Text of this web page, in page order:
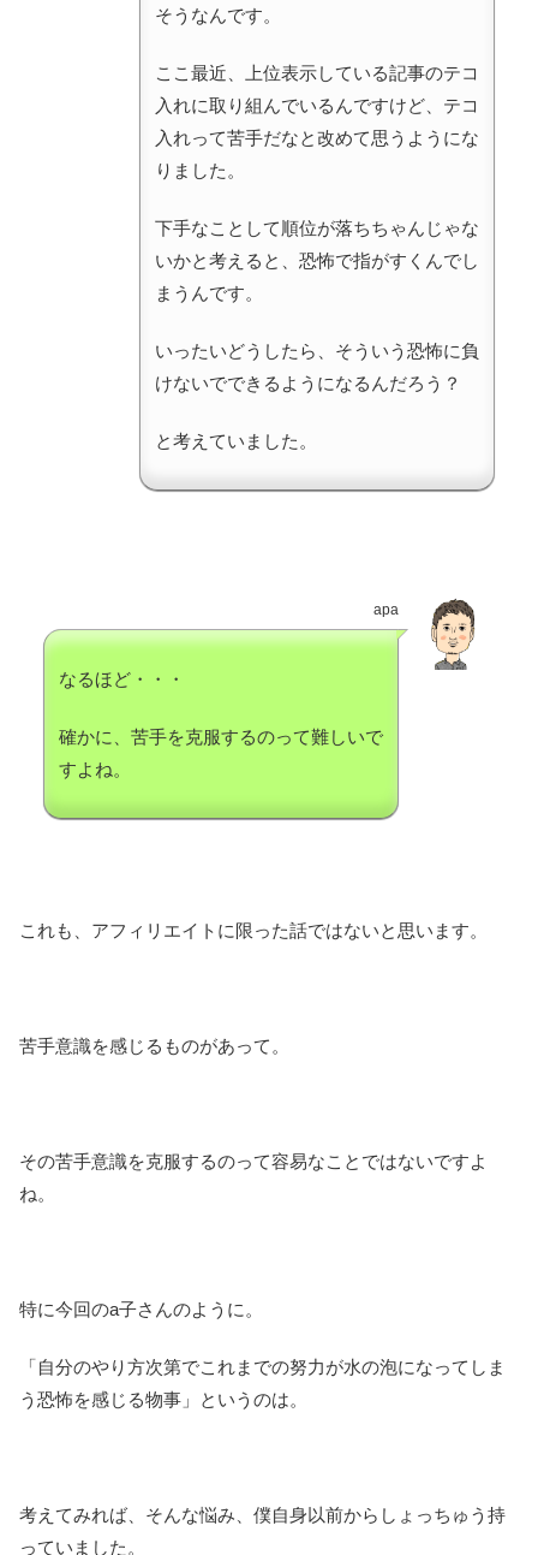
そうなんです。
ここ最近、上位表示している記事のテコ
入れに取り組んでいるんですけど、テコ
入れって苦手だなと改めて思うようにな
りました。
下手なことして順位が落ちちゃんじゃな
いかと考えると、恐怖で指がすくんでし
まうんです。
いったいどうしたら、そういう恐怖に負
けないでできるようになるんだろう？
と考えていました。
apa
なるほど・・・
確かに、苦手を克服するのって難しいで
すよね。
これも、アフィリエイトに限った話ではないと思います。
苦手意識を感じるものがあって。
その苦手意識を克服するのって容易なことではないですよ
ね。
特に今回のa子さんのように。
「自分のやり方次第でこれまでの努力が水の泡になってしま
う恐怖を感じる物事」というのは。
考えてみれば、そんな悩み、僕自身以前からしょっちゅう持
っていました。